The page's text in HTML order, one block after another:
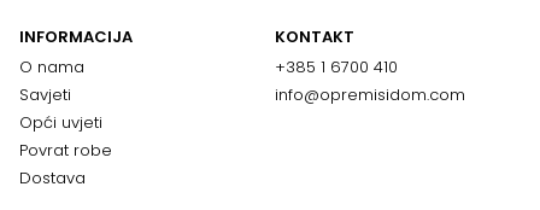
INFORMACIJA
O nama
Savjeti
Opći uvjeti
Povrat robe
Dostava
KONTAKT
+385 1 6700 410
info@opremisidom.com